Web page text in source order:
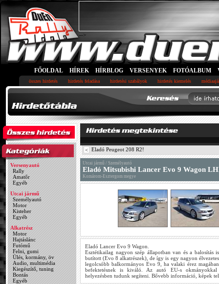
-->
FŐOLDAL HÍREK HÍRBLOG VERSENYEK FOTÓALBUM
összes hirdetés hirdetés feladása hirdetési szabályok hirdetés kiemelés
Versenyautó
Rally
Amatőr
Egyéb
Utcai jármű
Személyautó
Motor
Kisteher
Egyéb
Alkatrész
Motor
Hajtáslánc
Futómű
Felni, gumi
Ülés, kormány, öv
Audio, multimédia
Kiegészítő, tuning
Bontás
Egyéb
< Eladó Peugeot 208 R2!
Utcai jármű / Személyautó
Eladó Mitsubishi Lancer Evo 9 Wagon
Komárom-Esztergom megye
Eladó Lancer Evo 9 Wagon.
Esztétikailag nagyon szép állapotban van és a balosítás
butított (Evo 8 alkatrészek), de így is egy nagyon
legolcsóbb balkormányos Evo 9, ha valaki érez
befektetésnek is kiváló. Az autó EU-s okmányokkal
helyezésben tudunk segíteni. Bővebb információ, képek